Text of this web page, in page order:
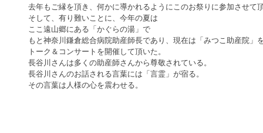
去年もご縁を頂き、何かに導かれるようにこのお祭りに参加させて
そして、有り難いことに、今年の夏は
ここ遠山郷にある「かぐらの湯」で
もと神奈川鎌倉総合病院助産師長であり、現在は「みつこ助産院」
トーク＆コンサートを開催して頂いた。
長谷川さんは多くの助産師さんから尊敬されている。
長谷川さんのお話される言葉には「言霊」が宿る。
その言葉は人様の心を震わせる。